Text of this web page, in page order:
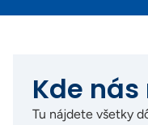
Kde
Tu nájdete všetky